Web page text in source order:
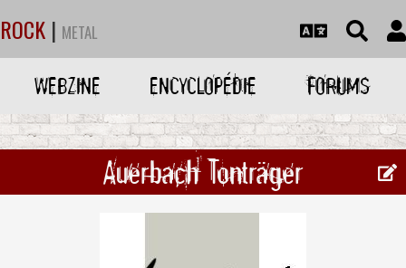
ROCK | METAL
WEBZINE ENCYCLOPÉDIE FORUMS
Auerbach Tonträger